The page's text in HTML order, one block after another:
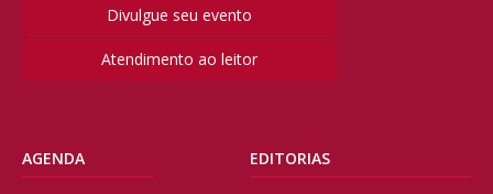
Divulgue seu evento
Atendimento ao leitor
AGENDA EDITORIAS